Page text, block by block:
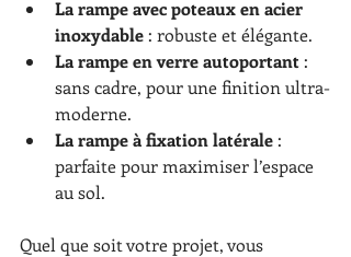
La rampe avec poteaux en acier
inoxydable : robuste et élégante.
La rampe en verre autoportant :
sans cadre, pour une finition ultra-
moderne.
La rampe à fixation latérale :
parfaite pour maximiser l’espace
au sol.
Quel que soit votre projet, vous